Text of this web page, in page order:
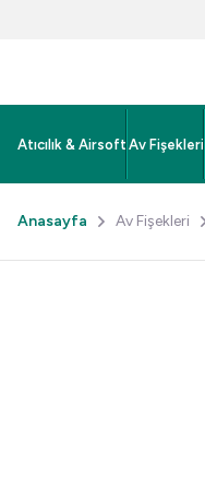
Atıcılık & Airsoft Av Fişekleri
Anasayfa Av Fişekleri